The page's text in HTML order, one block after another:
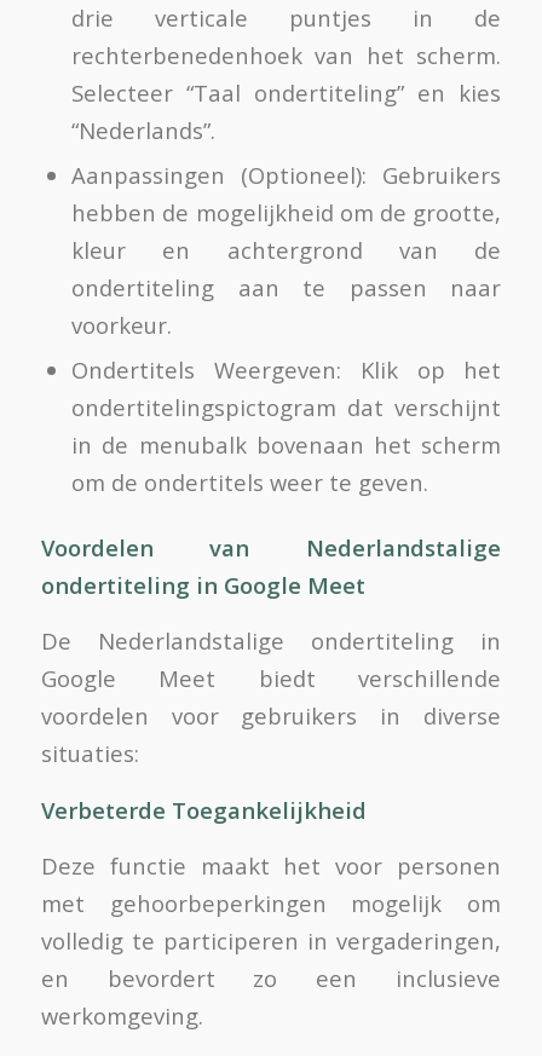
drie verticale puntjes in de
rechterbenedenhoek van het scherm.
Selecteer “Taal ondertiteling” en kies
“Nederlands”.
Aanpassingen (Optioneel): Gebruikers
hebben de mogelijkheid om de grootte,
kleur en achtergrond van de
ondertiteling aan te passen naar
voorkeur.
Ondertitels Weergeven: Klik op het
ondertitelingspictogram dat verschijnt
in de menubalk bovenaan het scherm
om de ondertitels weer te geven.
Voordelen van Nederlandstalige
ondertiteling in Google Meet
De Nederlandstalige ondertiteling in
Google Meet biedt verschillende
voordelen voor gebruikers in diverse
situaties:
Verbeterde Toegankelijkheid
Deze functie maakt het voor personen
met gehoorbeperkingen mogelijk om
volledig te participeren in vergaderingen,
en bevordert zo een inclusieve
werkomgeving.